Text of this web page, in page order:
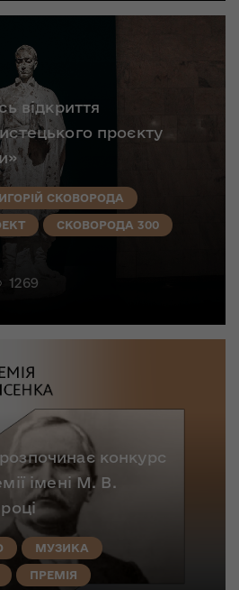
відкриття
проєкту
СКОВОРОДА
СКОВОРОДА 300
1269
конкурс
імені М. В.
МУЗИКА
ПРЕМІЯ